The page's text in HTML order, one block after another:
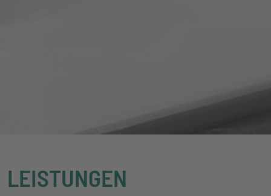
LEISTUNGEN